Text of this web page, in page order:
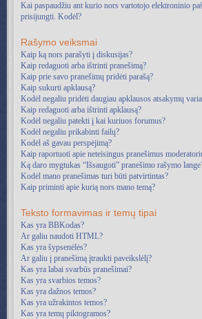
Kai paspaudžiu ant kurio nors vartotojo elektroninio
prisijungti. Kodėl?
Rašymo veiksmai
Kaip ką nors parašyti į diskusijas?
Kaip redaguoti arba ištrinti pranešimą?
Kaip prie savo pranešimų pridėti parašą?
Kaip sukurti apklausą?
Kodėl negaliu pridėti daugiau apklausos atsakymų
Kaip redaguoti arba ištrinti apklausą?
Kodėl negaliu patekti į kai kuriuos forumus?
Kodėl negaliu prikabinti failų?
Kodėl aš gavau perspėjimą?
Kaip raportuoti apie neteisingus pranešimus
Ką daro mygtukas “Išsaugoti” pranešimo rašymo
Kodėl mano pranešimas turi būti patvirtintas?
Kaip priminti apie kurią nors mano temą?
Teksto formavimas ir temų tipai
Kas yra BBKodas?
Ar galiu naudoti HTML?
Kas yra šypsenėlės?
Ar galiu į pranešimą įtraukti paveikslėlį?
Kas yra labai svarbūs pranešimai?
Kas yra svarbios temos?
Kas yra dažnos temos?
Kas yra užrakintos temos?
Kas yra temų piktogramos?